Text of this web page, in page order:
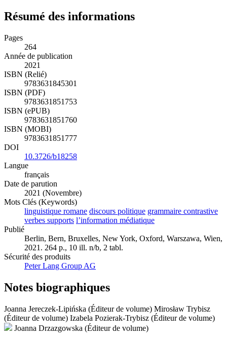
Résumé des informations
Pages
264
Année de publication
2021
ISBN (Relié)
9783631845301
ISBN (PDF)
9783631851753
ISBN (ePUB)
9783631851760
ISBN (MOBI)
9783631851777
DOI
10.3726/b18258
Langue
français
Date de parution
2021 (Novembre)
Mots Clés (Keywords)
linguistique romane discours politique grammaire contrastive
verbes supports l’information médiatique
Publié
Berlin, Bern, Bruxelles, New York, Oxford, Warszawa, Wien,
2021. 264 p., 10 ill. n/b, 2 tabl.
Sécurité des produits
Peter Lang Group AG
Notes biographiques
Joanna Jereczek-Lipińska (Éditeur de volume) Mirosław Trybisz
(Éditeur de volume) Izabela Pozierak-Trybisz (Éditeur de volume)
Joanna Drzazgowska (Éditeur de volume)